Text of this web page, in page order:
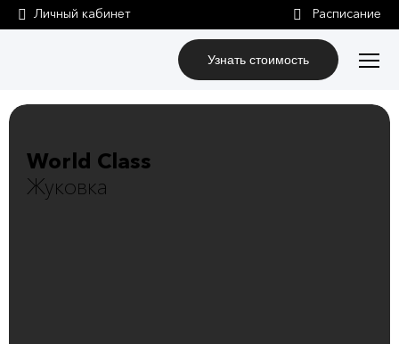
Личный кабинет
Узнать стоимость
World Class
Жуковка